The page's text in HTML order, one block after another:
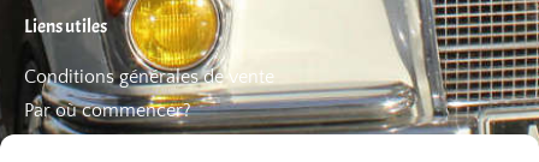
Liens utiles
Conditions générales de vente
Par où commencer?